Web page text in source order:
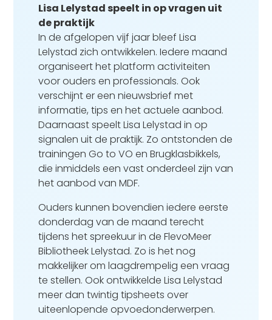
Lisa Lelystad speelt in op vragen uit
de praktijk
In de afgelopen vijf jaar bleef Lisa
Lelystad zich ontwikkelen. Iedere maand
organiseert het platform activiteiten
voor ouders en professionals. Ook
verschijnt er een nieuwsbrief met
informatie, tips en het actuele aanbod.
Daarnaast speelt Lisa Lelystad in op
signalen uit de praktijk. Zo ontstonden de
trainingen Go to VO en Brugklasbikkels,
die inmiddels een vast onderdeel zijn van
het aanbod van MDF.
Ouders kunnen bovendien iedere eerste
donderdag van de maand terecht
tijdens het spreekuur in de FlevoMeer
Bibliotheek Lelystad. Zo is het nog
makkelijker om laagdrempelig een vraag
te stellen. Ook ontwikkelde Lisa Lelystad
meer dan twintig tipsheets over
uiteenlopende opvoedonderwerpen.